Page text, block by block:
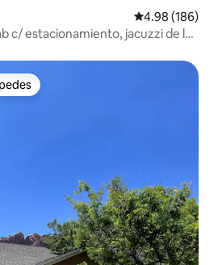
Calificación
4.98 (186)
c/ estacionamiento, jacuzzi de la
preferido